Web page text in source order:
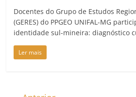
Docentes do Grupo de Estudos
(GERES) do PPGEO UNIFAL-MG
identidade sul-mineira: diagnóstico
Ler mais